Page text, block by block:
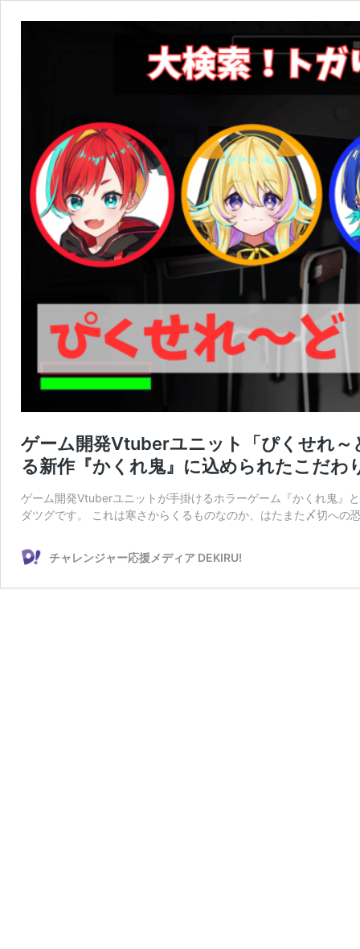
ゲーム開発Vtuberユニット「ぴくせれ
る新作『かくれ鬼』に込められたこだわ
ゲーム開発Vtuberユニットが手掛けるホラーゲーム『かくれ鬼』
ダツグです。 これは寒さからくるものなのか、はたまた〆切へ
チャレンジャー応援メディア DEKIRU!